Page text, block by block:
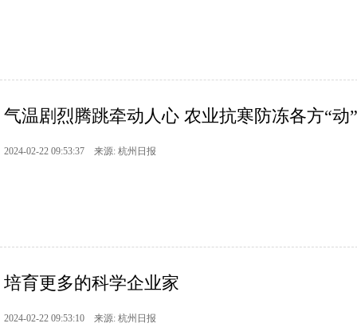
气温剧烈腾跳牵动人心 农业抗寒防冻各方“动
2024-02-22 09:53:37 来源: 杭州日报
培育更多的科学企业家
2024-02-22 09:53:10 来源: 杭州日报